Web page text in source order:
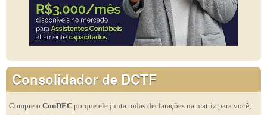
Consolidador de DCTF
Compre o ConDEC porque ele junta todas declarações na matriz para você,